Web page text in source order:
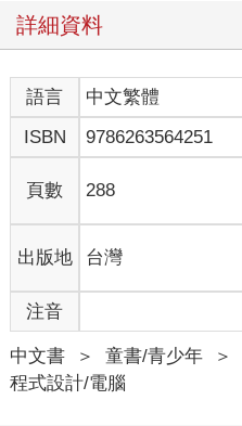
詳細資料
語言 中文繁體
ISBN
9786263564251
頁數 288
出版地 台灣
注音
中文書 ＞ 童書/青少年 ＞
程式設計/電腦